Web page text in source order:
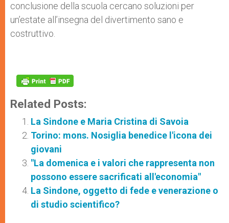
conclusione della scuola cercano soluzioni per
un’estate all’insegna del divertimento sano e
costruttivo.
Related Posts:
La Sindone e Maria Cristina di Savoia
Torino: mons. Nosiglia benedice l'icona dei
giovani
"La domenica e i valori che rappresenta non
possono essere sacrificati all'economia"
La Sindone, oggetto di fede e venerazione o
di studio scientifico?